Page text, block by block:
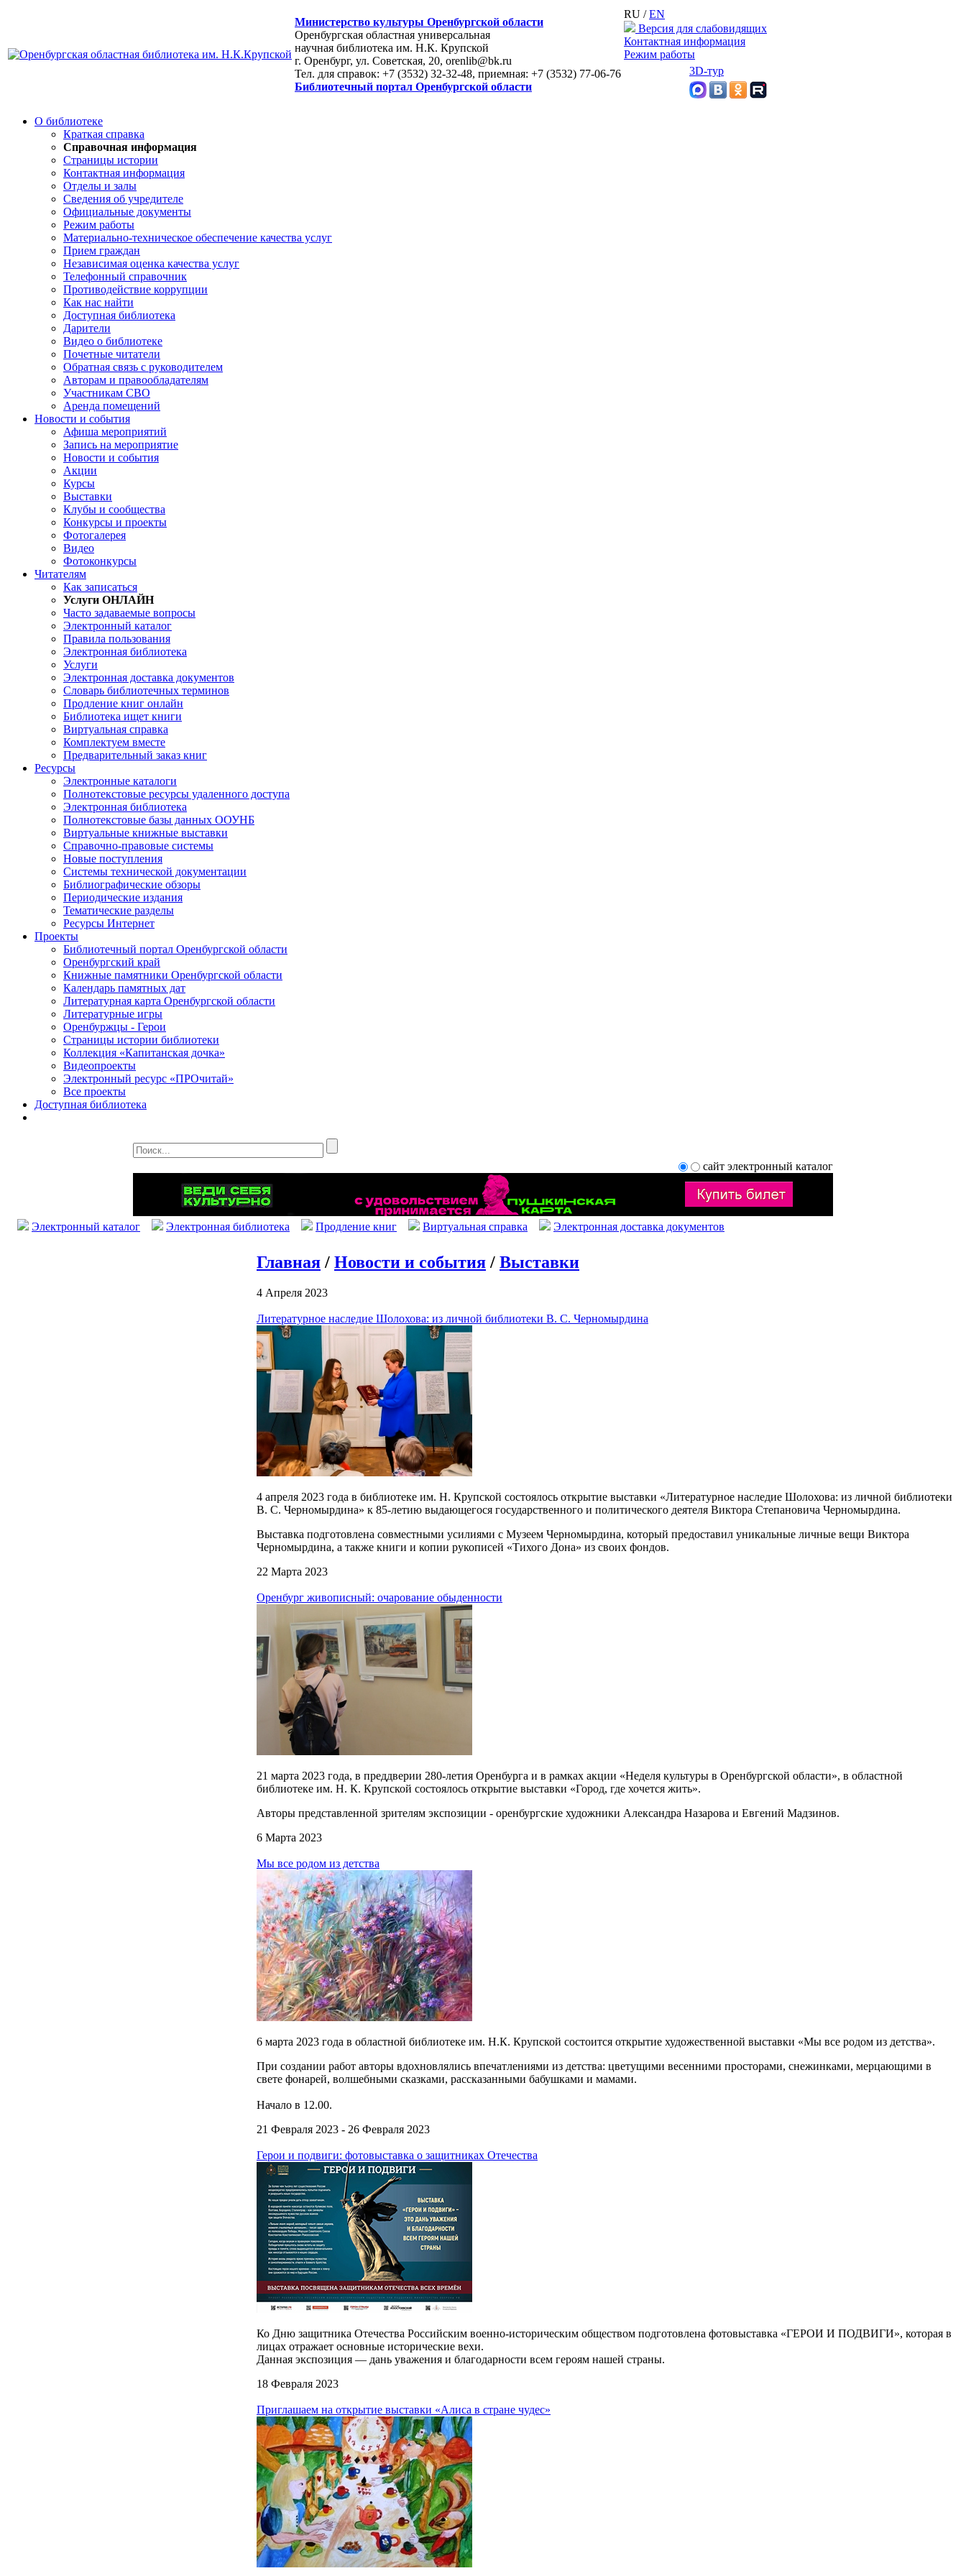
Министерство культуры Оренбургской области
Оренбургская областная универсальная
научная библиотека им. Н.К. Крупской
г. Оренбург, ул. Советская, 20, orenlib@bk.ru
Тел. для справок: +7 (3532) 32-32-48, приемная: +7 (3532) 77-06-76
Библиотечный портал Оренбургской области
RU /EN
Версия для слабовидящих
Контактная информация
Режим работы
3D-тур
О библиотеке
Краткая справка
Справочная информация
Страницы истории
Контактная информация
Отделы и залы
Сведения об учредителе
Официальные документы
Режим работы
Материально-техническое обеспечение качества услуг
Прием граждан
Независимая оценка качества услуг
Телефонный справочник
Противодействие коррупции
Как нас найти
Доступная библиотека
Дарители
Видео о библиотеке
Почетные читатели
Обратная связь с руководителем
Авторам и правообладателям
Участникам СВО
Аренда помещений
Новости и события
Афиша мероприятий
Запись на мероприятие
Новости и события
Акции
Курсы
Выставки
Клубы и сообщества
Конкурсы и проекты
Фотогалерея
Видео
Фотоконкурсы
Читателям
Как записаться
Услуги ОНЛАЙН
Часто задаваемые вопросы
Электронный каталог
Правила пользования
Электронная библиотека
Услуги
Электронная доставка документов
Словарь библиотечных терминов
Продление книг онлайн
Библиотека ищет книги
Виртуальная справка
Комплектуем вместе
Предварительный заказ книг
Ресурсы
Электронные каталоги
Полнотекстовые ресурсы удаленного доступа
Электронная библиотека
Полнотекстовые базы данных ООУНБ
Виртуальные книжные выставки
Справочно-правовые системы
Новые поступления
Cистемы технической документации
Библиографические обзоры
Периодические издания
Тематические разделы
Ресурсы Интернет
Проекты
Библиотечный портал Оренбургской области
Оренбургский край
Книжные памятники Оренбургской области
Календарь памятных дат
Литературная карта Оренбургской области
Литературные игры
Оренбуржцы - Герои
Страницы истории библиотеки
Коллекция «Капитанская дочка»
Видеопроекты
Электронный ресурс «ПРОчитай»
Все проекты
Доступная библиотека
сайт электронный каталог
Электронный каталог Электронная библиотека Продление книг Виртуальная справка Электронная доставка документов
Главная / Новости и события / Выставки
4 Апреля 2023
Литературное наследие Шолохова: из личной библиотеки В. С. Черномырдина
4 апреля 2023 года в библиотеке им. Н. Крупской состоялось открытие выставки «Литературное наследие Шолохова: из личной библиотеки
В. С. Черномырдина» к 85-летию выдающегося государственного и политического деятеля Виктора Степановича Черномырдина.
Выставка подготовлена совместными усилиями с Музеем Черномырдина, который предоставил уникальные личные вещи Виктора
Черномырдина, а также книги и копии рукописей «Тихого Дона» из своих фондов.
22 Марта 2023
Оренбург живописный: очарование обыденности
21 марта 2023 года, в преддверии 280-летия Оренбурга и в рамках акции «Неделя культуры в Оренбургской области», в областной
библиотеке им. Н. К. Крупской состоялось открытие выставки «Город, где хочется жить».
Авторы представленной зрителям экспозиции - оренбургские художники Александра Назарова и Евгений Мадзинов.
6 Марта 2023
Мы все родом из детства
6 марта 2023 года в областной библиотеке им. Н.К. Крупской состоится открытие художественной выставки «Мы все родом из детства».
При создании работ авторы вдохновлялись впечатлениями из детства: цветущими весенними просторами, снежинками, мерцающими в
свете фонарей, волшебными сказками, рассказанными бабушками и мамами.
Начало в 12.00.
21 Февраля 2023 - 26 Февраля 2023
Герои и подвиги: фотовыставка о защитниках Отечества
Ко Дню защитника Отечества Российским военно-историческим обществом подготовлена фотовыставка «ГЕРОИ И ПОДВИГИ», которая в
лицах отражает основные исторические вехи.
Данная экспозиция — дань уважения и благодарности всем героям нашей страны.
18 Февраля 2023
Приглашаем на открытие выставки «Алиса в стране чудес»